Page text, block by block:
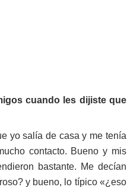
cuando les dijiste que
yo salía de casa y me tenía
contacto. Bueno y mis
bastante. Me decían
y bueno, lo típico «¿eso